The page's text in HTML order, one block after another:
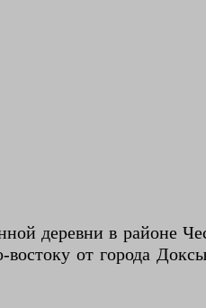
деревни в районе
от города